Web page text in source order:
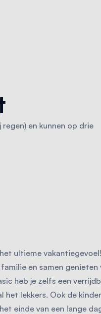
en kunnen op drie
ultieme vakantiegevoel!
en samen genieten
heb je zelfs een
het lekkers. Ook de
einde van een lange